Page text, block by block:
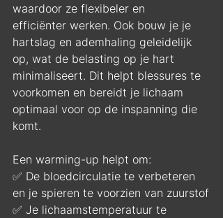
waardoor ze flexibeler en
efficiënter werken. Ook bouw je je
hartslag en ademhaling geleidelijk
op, wat de belasting op je hart
minimaliseert. Dit helpt blessures te
voorkomen en bereidt je lichaam
optimaal voor op de inspanning die
komt.
Een warming-up helpt om:
✅ De bloedcirculatie te verbeteren
en je spieren te voorzien van zuurstof
✅ Je lichaamstemperatuur te